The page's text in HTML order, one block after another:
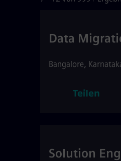
Data
Bangalore,
Teilen
Solution